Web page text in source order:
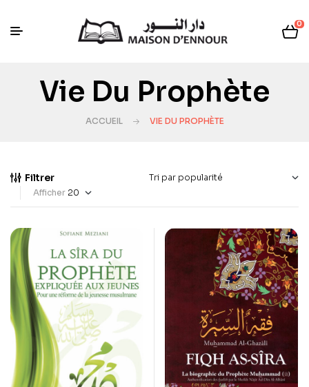
0
Vie Du Prophète
ACCUEIL VIE DU PROPHÈTE
Filtrer
Afficher